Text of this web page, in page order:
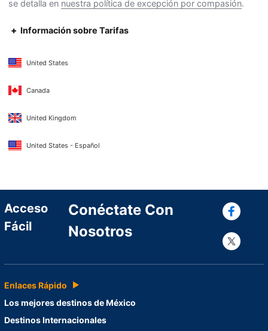
se detalla en nuestra política de excepción por compasión.
Información sobre Tarifas
United States
Canada
United Kingdom
United States - Español
Acceso
Fácil
Conéctate Con
Nosotros
Enlaces Rápido
Los mejores destinos de México
Destinos Internacionales